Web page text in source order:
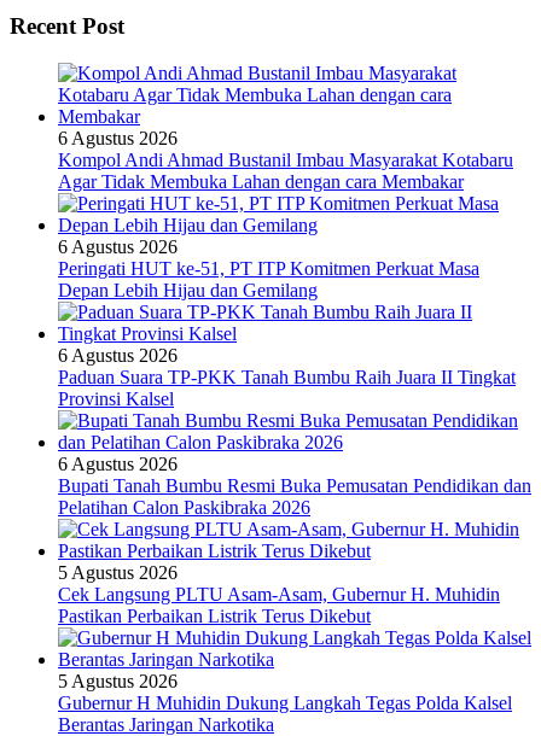
Recent Post
6 Agustus 2026
Kompol Andi Ahmad Bustanil Imbau Masyarakat Kotabaru
Agar Tidak Membuka Lahan dengan cara Membakar
6 Agustus 2026
Peringati HUT ke-51, PT ITP Komitmen Perkuat Masa
Depan Lebih Hijau dan Gemilang
6 Agustus 2026
Paduan Suara TP-PKK Tanah Bumbu Raih Juara II Tingkat
Provinsi Kalsel
6 Agustus 2026
Bupati Tanah Bumbu Resmi Buka Pemusatan Pendidikan dan
Pelatihan Calon Paskibraka 2026
5 Agustus 2026
Cek Langsung PLTU Asam-Asam, Gubernur H. Muhidin
Pastikan Perbaikan Listrik Terus Dikebut
5 Agustus 2026
Gubernur H Muhidin Dukung Langkah Tegas Polda Kalsel
Berantas Jaringan Narkotika